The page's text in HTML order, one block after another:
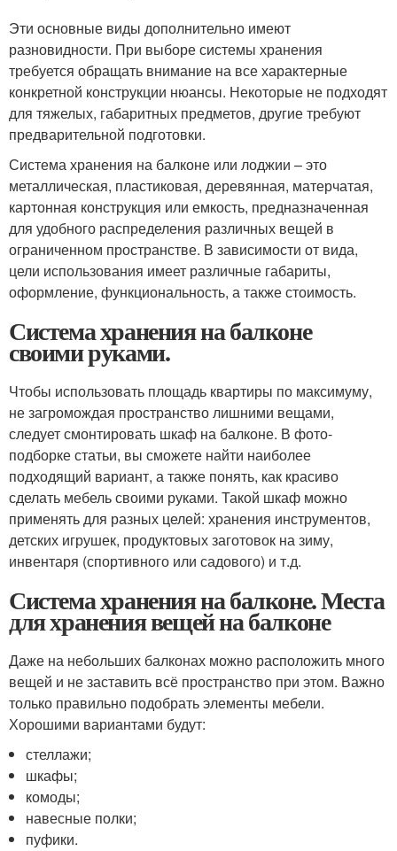
Эти основные виды дополнительно имеют
разновидности. При выборе системы хранения
требуется обращать внимание на все характерные
конкретной конструкции нюансы. Некоторые не подходят
для тяжелых, габаритных предметов, другие требуют
предварительной подготовки.
Система хранения на балконе или лоджии – это
металлическая, пластиковая, деревянная, матерчатая,
картонная конструкция или емкость, предназначенная
для удобного распределения различных вещей в
ограниченном пространстве. В зависимости от вида,
цели использования имеет различные габариты,
оформление, функциональность, а также стоимость.
Система хранения на балконе
своими руками.
Чтобы использовать площадь квартиры по максимуму,
не загромождая пространство лишними вещами,
следует смонтировать шкаф на балконе. В фото-
подборке статьи, вы сможете найти наиболее
подходящий вариант, а также понять, как красиво
сделать мебель своими руками. Такой шкаф можно
применять для разных целей: хранения инструментов,
детских игрушек, продуктовых заготовок на зиму,
инвентаря (спортивного или садового) и т.д.
Система хранения на балконе. Места
для хранения вещей на балконе
Даже на небольших балконах можно расположить много
вещей и не заставить всё пространство при этом. Важно
только правильно подобрать элементы мебели.
Хорошими вариантами будут:
стеллажи;
шкафы;
комоды;
навесные полки;
пуфики.